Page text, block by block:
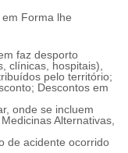
Forma lhe
faz desporto
clínicas, hospitais),
pelo território;
Descontos em
onde se incluem
Alternativas,
de acidente ocorrido